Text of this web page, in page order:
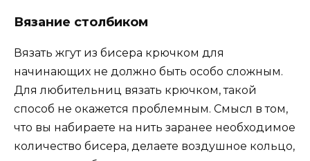
Вязание столбиком
Вязать жгут из бисера крючком для
начинающих не должно быть особо сложным.
Для любительниц вязать крючком, такой
способ не окажется проблемным. Смысл в том,
что вы набираете на нить заранее необходимое
количество бисера, делаете воздушное кольцо,